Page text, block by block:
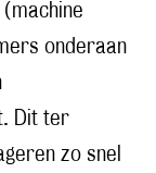
(machine
onderaan
Dit ter
zo snel